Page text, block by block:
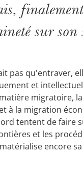
sur son
pas qu'entraver,
et
migratoire,
à la migration
tentent de faire
et les
encore